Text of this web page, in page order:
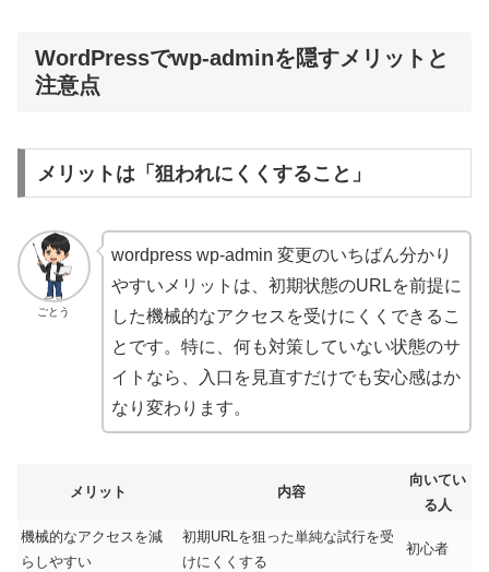
WordPressでwp-adminを隠すメリットと
注意点
メリットは「狙われにくくすること」
ごとう
wordpress wp-admin 変更のいちばん分かり
やすいメリットは、初期状態のURLを前提に
した機械的なアクセスを受けにくくできるこ
とです。特に、何も対策していない状態のサ
イトなら、入口を見直すだけでも安心感はか
なり変わります。
メリット 内容
向いてい
る人
機械的なアクセスを減
らしやすい
初期URLを狙った単純な試行を受
けにくくする
初心者